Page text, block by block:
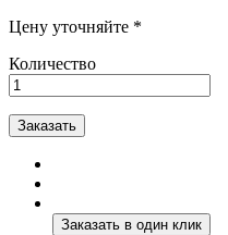
Цену уточняйте *
Количество
Заказать